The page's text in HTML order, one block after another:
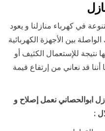
في كهرباء منازلنا و يعود
بين الأجهزة الكهربائية
نتيجة للإستعمال الكثيف أو
قد نعاني من إرتفاع قيمة
ابوالحصاني نعمل إصلاح و
: